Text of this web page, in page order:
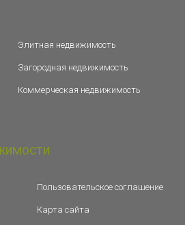
Элитная недвижимость
Загородная недвижимость
Коммерческая недвижимость
Пользовательское соглашение
Карта сайта